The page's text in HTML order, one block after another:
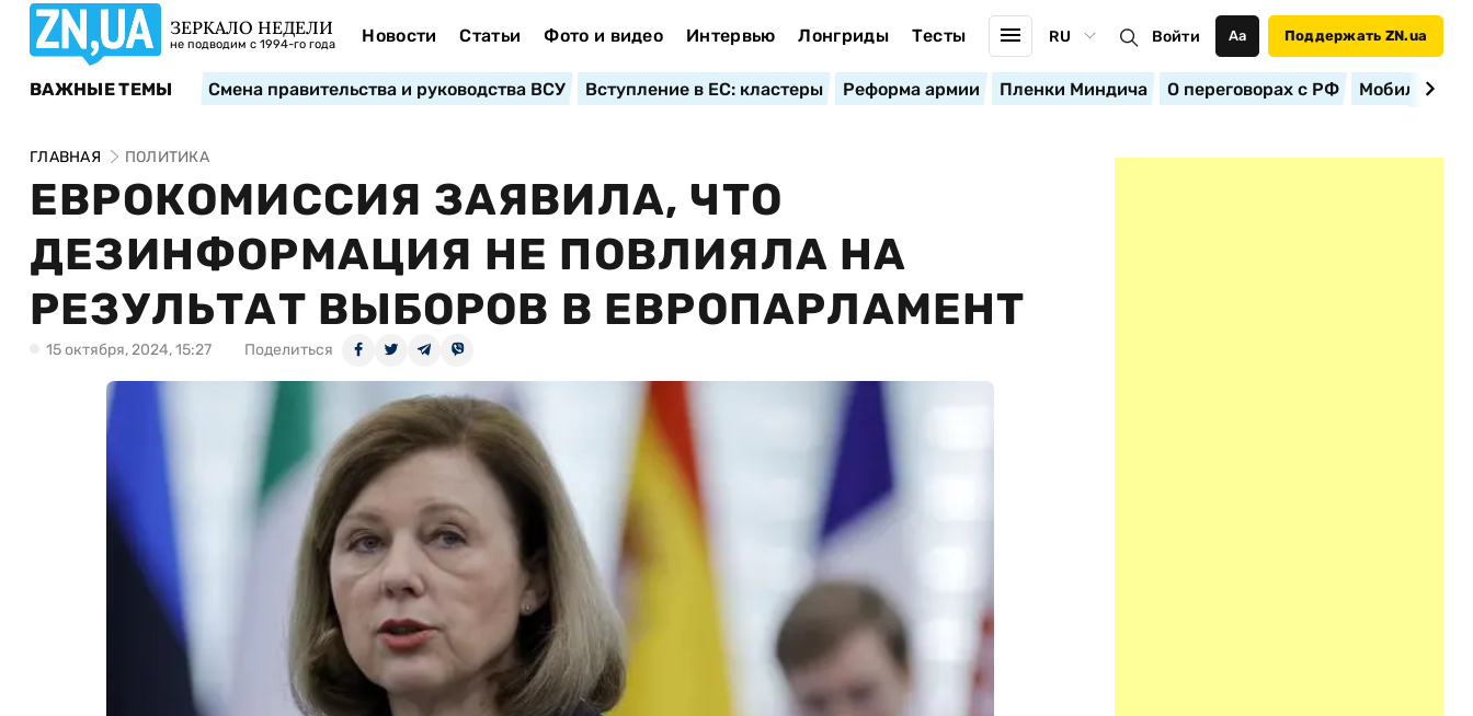
ЗЕРКАЛО НЕДЕЛИ
не подводим с 1994-го года Новости Статьи Фото и видео Интервью Лонгриды Тесты RU Войти Аа Поддержать ZN.ua
ВАЖНЫЕ ТЕМЫ Смена правительства и руководства ВСУ Вступление в ЕС: кластеры Реформа армии Пленки Миндича О переговорах с РФ
ГЛАВНАЯ ПОЛИТИКА
ЕВРОКОМИССИЯ ЗАЯВИЛА, ЧТО
ДЕЗИНФОРМАЦИЯ НЕ ПОВЛИЯЛА НА
РЕЗУЛЬТАТ ВЫБОРОВ В ЕВРОПАРЛАМЕНТ
15 октября, 2024, 15:27 Поделиться